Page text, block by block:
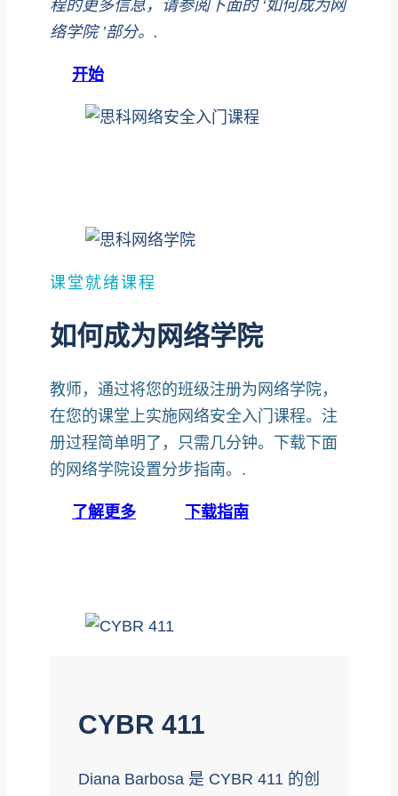
程的更多信息，请参阅下面的 ‘如何成为网
络学院 ’部分。.
开始
课堂就绪课程
如何成为网络学院
教师，通过将您的班级注册为网络学院，
在您的课堂上实施网络安全入门课程。注
册过程简单明了，只需几分钟。下载下面
的网络学院设置分步指南。.
了解更多 下载指南
CYBR 411
Diana Barbosa 是 CYBR 411 的创